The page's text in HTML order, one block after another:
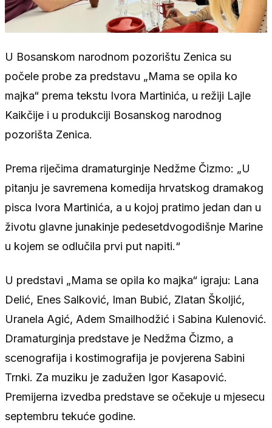
U Bosanskom narodnom pozorištu Zenica su
počele probe za predstavu „Mama se opila ko
majka“ prema tekstu Ivora Martinića, u režiji Lajle
Kaikčije i u produkciji Bosanskog narodnog
pozorišta Zenica.
Prema riječima dramaturginje Nedžme Čizmo: „U
pitanju je savremena komedija hrvatskog dramakog
pisca Ivora Martinića, a u kojoj pratimo jedan dan u
životu glavne junakinje pedesetdvogodišnje Marine
u kojem se odlučila prvi put napiti.“
U predstavi „Mama se opila ko majka“ igraju: Lana
Delić, Enes Salković, Iman Bubić, Zlatan Školjić,
Uranela Agić, Adem Smailhodžić i Sabina Kulenović.
Dramaturginja predstave je Nedžma Čizmo, a
scenografija i kostimografija je povjerena Sabini
Trnki. Za muziku je zadužen Igor Kasapović.
Premijerna izvedba predstave se očekuje u mjesecu
septembru tekuće godine.